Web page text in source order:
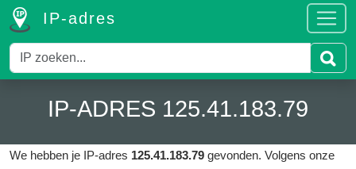
IP-adres
IP-ADRES 125.41.183.79
We hebben je IP-adres 125.41.183.79 gevonden. Volgens onze